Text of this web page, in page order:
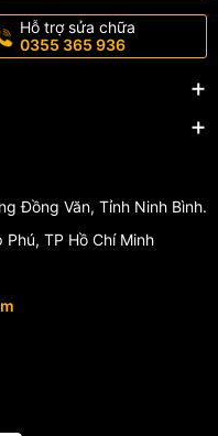
Hỗ trợ sửa chữa
0355 365 936
Đồng Văn, Tỉnh Ninh Bình.
TP Hồ Chí Minh